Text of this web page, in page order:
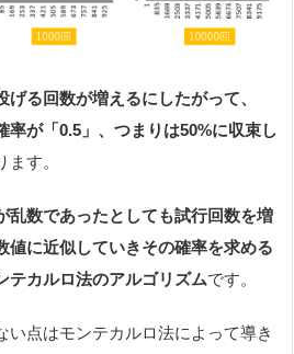
げる回数が増えるにしたがって、
率が「0.5」、つまりは50%に収束し
ます。
乱数であったとしても試行回数を増
値に近似していきその確率を求める
テカルロ法のアルゴリズムです。
い点はモンテカルロ法によって導き